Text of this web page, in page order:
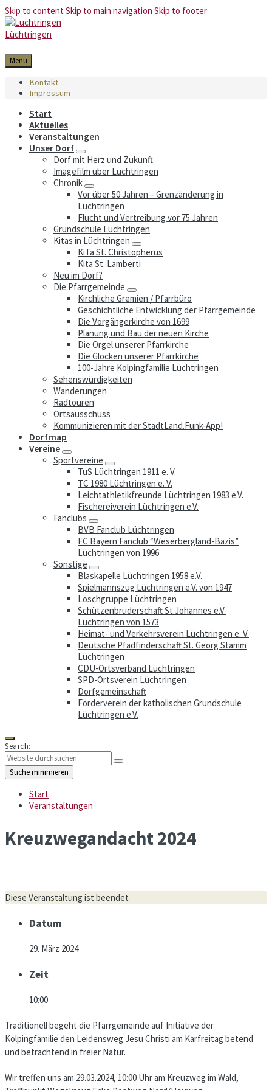
Skip to contentSkip to main navigation Skip to footer
Lüchtringen
Menu
Kontakt
Impressum
Start
Aktuelles
Veranstaltungen
Unser Dorf
Dorf mit Herz und Zukunft
Imagefilm über Lüchtringen
Chronik
Vor über 50 Jahren – Grenzänderung in
Lüchtringen
Flucht und Vertreibung vor 75 Jahren
Grundschule Lüchtringen
Kitas in Lüchtringen
KiTa St. Christopherus
Kita St. Lamberti
Neu im Dorf?
Die Pfarrgemeinde
Kirchliche Gremien / Pfarrbüro
Geschichtliche Entwicklung der Pfarrgemeinde
Die Vorgängerkirche von 1699
Planung und Bau der neuen Kirche
Die Orgel unserer Pfarrkirche
Die Glocken unserer Pfarrkirche
100-Jahre Kolpingfamilie Lüchtringen
Sehenswürdigkeiten
Wanderungen
Radtouren
Ortsausschuss
Kommunizieren mit der StadtLand.Funk-App!
Dorfmap
Vereine
Sportvereine
TuS Lüchtringen 1911 e. V.
TC 1980 Lüchtringen e. V.
Leichtathletikfreunde Lüchtringen 1983 e.V.
Fischereiverein Lüchtringen e.V.
Fanclubs
BVB Fanclub Lüchtringen
FC Bayern Fanclub “Weserbergland-Bazis”
Lüchtringen von 1996
Sonstige
Blaskapelle Lüchtringen 1958 e.V.
Spielmannszug Lüchtringen e.V. von 1947
Löschgruppe Lüchtringen
Schützenbruderschaft St.Johannes e.V.
Lüchtringen von 1573
Heimat- und Verkehrsverein Lüchtringen e. V.
Deutsche Pfadfinderschaft St. Georg Stamm
Lüchtringen
CDU-Ortsverband Lüchtringen
SPD-Ortsverein Lüchtringen
Dorfgemeinschaft
Förderverein der katholischen Grundschule
Lüchtringen e.V.
Search:
Suche minimieren
Start
Veranstaltungen
Kreuzwegandacht 2024
Diese Veranstaltung ist beendet
Datum
29. März 2024
Zeit
10:00
Traditionell begeht die Pfarrgemeinde auf Initiative der
Kolpingfamilie den Leidensweg Jesu Christi am Karfreitag betend
und betrachtend in freier Natur.
Wir treffen uns am 29.03.2024, 10:00 Uhr am Kreuzweg im Wald,